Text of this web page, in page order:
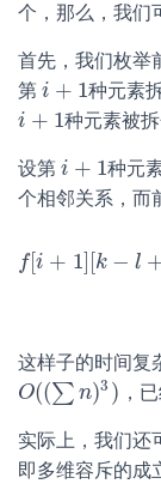
个，那么，我们
首先，我们枚举
第 i + 1
i+ 1 种元素
i + 1
i+ 1
种元素被
设第 i + 1
i+ 1 种元
个相邻关系，而
f[i + 1] [k − l
f +1][ k −l
这样子的时间复
O((∑ n)3 )
O((∑n ) 3)
，
实际上，我们还
即多维容斥的成